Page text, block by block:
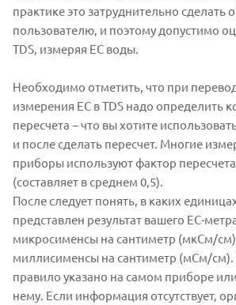
практике это затруднительно сделать
пользователю, и поэтому допустимо
TDS, измеряя ЕС воды.
Необходимо отметить, что при
измерения EC в TDS надо определить
пересчета − что вы хотите
и после сделать пересчет. Многие
приборы используют фактор
(составляет в среднем 0,5).
После следует понять, в каких
представлен результат вашего EC-
микросименсы на сантиметр (мкСм/
миллисименсы на сантиметр (мСм/см).
правило указано на самом приборе
нему. Если информация отсутствует,